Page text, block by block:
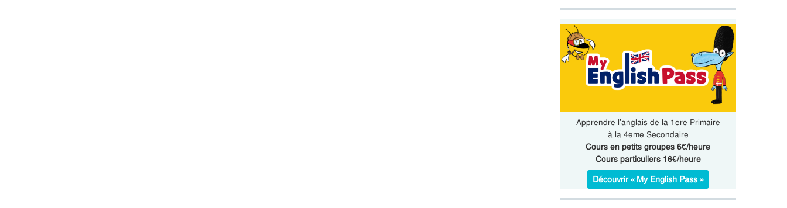
Apprendre l’anglais de la 1ere Primaire
à la 4eme Secondaire
Cours en petits groupes 6€/heure
Cours particuliers 16€/heure
Découvrir « My English Pass »